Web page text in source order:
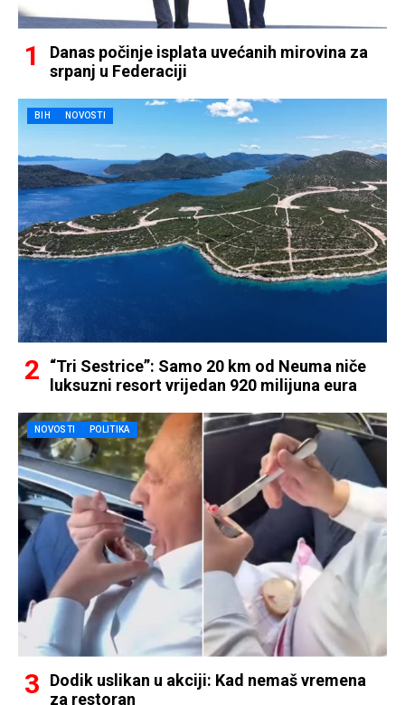
Danas počinje isplata uvećanih mirovina za
srpanj u Federaciji
BIH NOVOSTI
“Tri Sestrice”: Samo 20 km od Neuma niče
luksuzni resort vrijedan 920 milijuna eura
NOVOSTI POLITIKA
Dodik uslikan u akciji: Kad nemaš vremena
za restoran